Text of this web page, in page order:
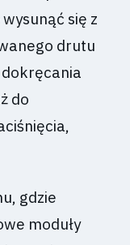
się z
drutu
do
gdzie
moduły